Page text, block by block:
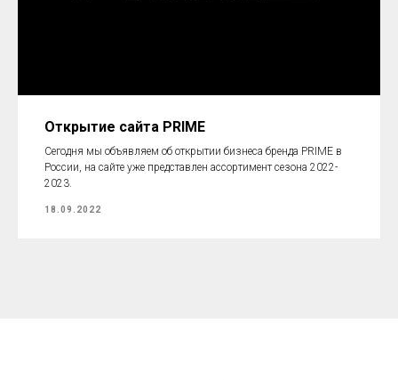
Открытие сайта PRIME
Сегодня мы объявляем об открытии бизнеса бренда PRIME в
России, на сайте уже представлен ассортимент сезона 2022-
2023.
18.09.2022